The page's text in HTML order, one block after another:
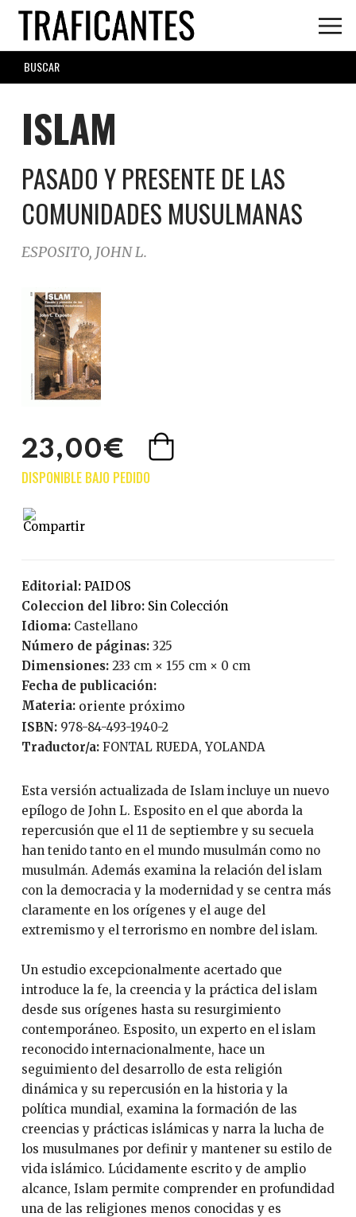
Skip
main
content
SEARCH
FORM
ISLAM
PASADO Y PRESENTE DE LAS
COMUNIDADES MUSULMANAS
ESPOSITO, JOHN L.
23,00€
Editorial:
PAIDOS
Coleccion del libro:
Sin Colección
Idioma:
Castellano
Número de páginas:
325
Dimensiones: 233 cm × 155 cm × 0 cm
Fecha de publicación:
Materia: oriente próximo
ISBN:
978-84-493-1940-2
Traductor/a:
FONTAL RUEDA, YOLANDA
Esta versión actualizada de Islam incluye un nuevo
epílogo de John L. Esposito en el que aborda la
repercusión que el 11 de septiembre y su secuela
han tenido tanto en el mundo musulmán como no
musulmán. Además examina la relación del islam
con la democracia y la modernidad y se centra más
claramente en los orígenes y el auge del
extremismo y el terrorismo en nombre del islam.
Un estudio excepcionalmente acertado que
introduce la fe, la creencia y la práctica del islam
desde sus orígenes hasta su resurgimiento
contemporáneo. Esposito, un experto en el islam
reconocido internacionalmente, hace un
seguimiento del desarrollo de esta religión
dinámica y su repercusión en la historia y la
política mundial, examina la formación de las
creencias y prácticas islámicas y narra la lucha de
los musulmanes por definir y mantener su estilo de
vida islámico. Lúcidamente escrito y de amplio
alcance, Islam permite comprender en profundidad
una de las religiones menos conocidas y es